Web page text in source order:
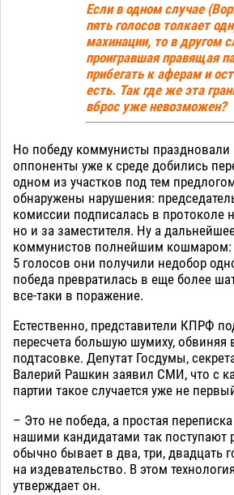
Если в одном случае
пять голосов толкает
махинации, то в другом
проигравшая правящая
прибегать к аферам и
есть. Так где же эта
вброс уже невозможен?
Но победу коммунисты праздновали
оппоненты уже к среде добились
одном из участков под тем
обнаружены нарушения:
комиссии подписалась в протоколе
но и за заместителя. Ну а
коммунистов полнейшим кошмаром:
5 голосов они получили недобор
победа превратилась в еще более
все-таки в поражение.
Естественно, представители КПРФ
пересчета большую шумиху, обвиняя
подтасовке. Депутат Госдумы,
Валерий Рашкин заявил СМИ, что с
партии такое случается уже не
– Это не победа, а простая
нашими кандидатами так поступают
обычно бывает в два, три, двадцать
на издевательство. В этом
утверждает он.